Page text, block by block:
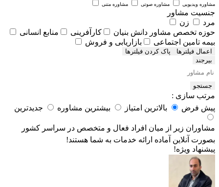
مشاوره ویدیویی مشاوره صوتی مشاوره متنی
جنسیت مشاور
مرد
زن
حوزه تخصص مشاور دانش بنیان کارآفرینی
منابع انسانی
بیمه تامین اجتماعی
بازاریابی و فروش
اعمال فیلترها
بیرجند
جستجو
مرتب سازی :
پیش فرض
بالاترین امتیاز بیشترین مشاوره جدیدترین
مشاوران زیر از میان افراد فعال و متخصص در سراسر کشور
بصورت آنلاین آماده ارائه خدمات به شما هستند!
پیشنهاد ویژه!